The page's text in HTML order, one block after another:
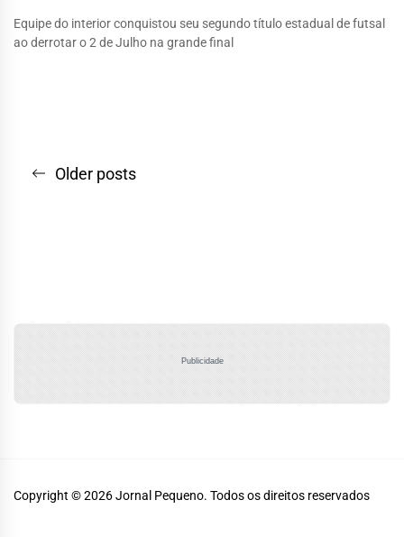
Equipe do interior conquistou seu segundo título estadual de futsal
ao derrotar o 2 de Julho na grande final
Navegação
Older posts
Publicidade
Copyright © 2026Jornal Pequeno. Todos os direitos reservados